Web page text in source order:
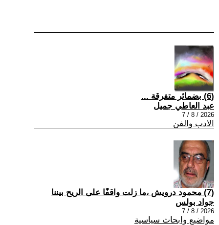
(6) بضمائر متفرقة ...
عبد العاطي جميل
2026 / 8 / 7
الادب والفن
(7) محمود درويش ،ما زلت واقفًا على الريح بيننا
جواد بولس
2026 / 8 / 7
مواضيع وابحاث سياسية